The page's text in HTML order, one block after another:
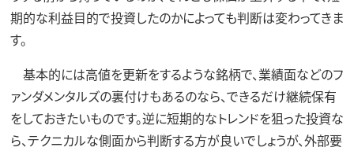
期的な利益目的で投資したのかによっても判断は変わってきま
す。
基本的には高値を更新をするような銘柄で、業績面などのフ
ァンダメンタルズの裏付けもあるのなら、できるだけ継続保有
をしておきたいものです。逆に短期的なトレンドを狙った投資な
ら、テクニカルな側面から判断する方が良いでしょうが、外部要